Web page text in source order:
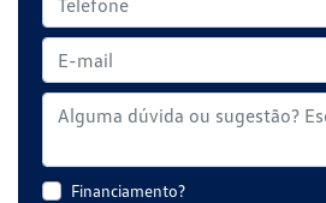
Financiamento?